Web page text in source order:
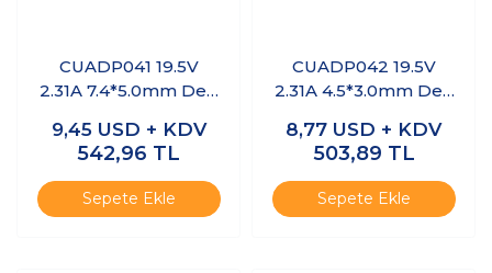
CUADP041 19.5V
2.31A 7.4*5.0mm Dell
9,45 USD + KDV
542,96 TL
Sepete Ekle
CUADP042 19.5V
2.31A 4.5*3.0mm Dell
8,77 USD + KDV
503,89 TL
Sepete Ekle